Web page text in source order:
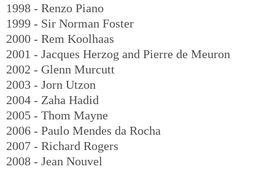
1998 - Renzo Piano
1999 - Sir Norman Foster
2000 - Rem Koolhaas
2001 - Jacques Herzog and Pierre de Meuron
2002 - Glenn Murcutt
2003 - Jorn Utzon
2004 - Zaha Hadid
2005 - Thom Mayne
2006 - Paulo Mendes da Rocha
2007 - Richard Rogers
2008 - Jean Nouvel